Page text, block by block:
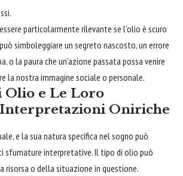
particolarmente rilevante se l'olio è scuro
simboleggiare un segreto nascosto, un errore
o la paura che un'azione passata possa venire
la nostra immagine sociale o personale.
Olio e Le Loro
Interpretazioni Oniriche
e la sua natura specifica nel sogno può
sfumature interpretative. Il tipo di olio può
risorsa o della situazione in questione.